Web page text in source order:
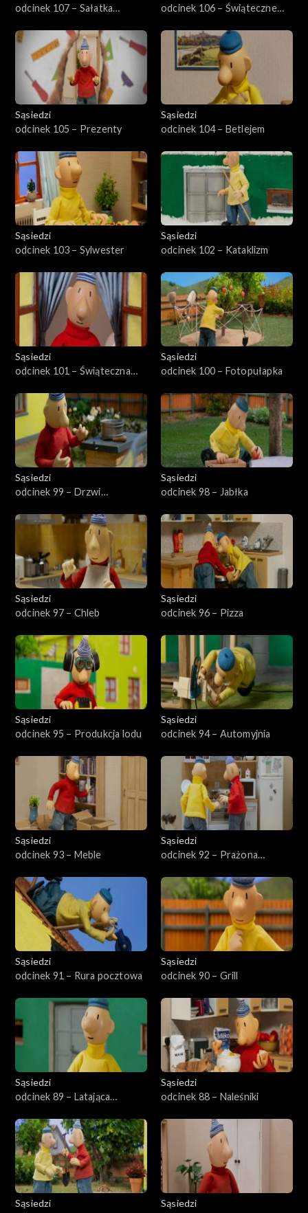
odcinek 107 – Sałatka
odcinek 106 – Świąteczne
Sąsiedzi
odcinek 105 – Prezenty
Sąsiedzi
odcinek 104 – Betlejem
Sąsiedzi
odcinek 103 – Sylwester
Sąsiedzi
odcinek 102 – Kataklizm
Sąsiedzi
odcinek 101 – Świąteczna
Sąsiedzi
odcinek 100 – Fotopułapka
Sąsiedzi
odcinek 99 – Drzwi
Sąsiedzi
odcinek 98 – Jabłka
Sąsiedzi
odcinek 97 – Chleb
Sąsiedzi
odcinek 96 – Pizza
Sąsiedzi
odcinek 95 – Produkcja lodu
Sąsiedzi
odcinek 94 – Automyjnia
Sąsiedzi
odcinek 93 – Meble
Sąsiedzi
odcinek 92 – Prażona
Sąsiedzi
odcinek 91 – Rura pocztowa
Sąsiedzi
odcinek 90 – Grill
Sąsiedzi
odcinek 89 – Latająca
Sąsiedzi
odcinek 88 – Naleśniki
Sąsiedzi
Sąsiedzi